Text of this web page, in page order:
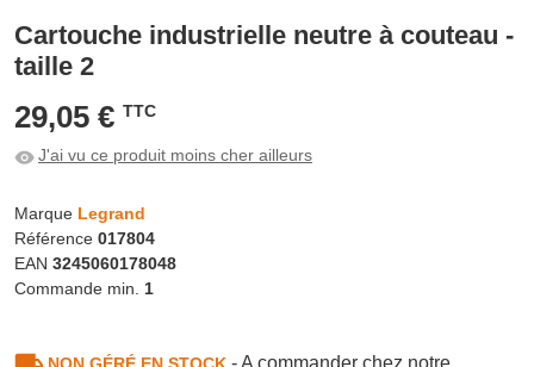
Cartouche industrielle neutre à couteau -
taille 2
29,05 € TTC
J'ai vu ce produit moins cher ailleurs
Marque Legrand
Référence 017804
EAN 3245060178048
Commande min. 1
NON GÉRÉ EN STOCK- A commander chez notre